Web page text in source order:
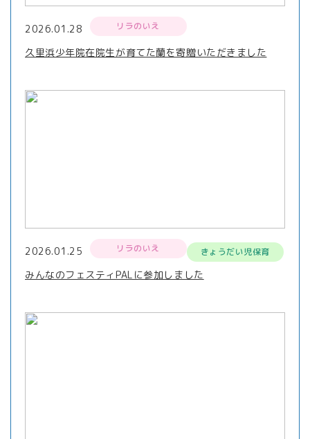
2026.01.28 リラのいえ
久里浜少年院在院生が育てた蘭を寄贈いただきました
2026.01.25 リラのいえ きょうだい児保育
みんなのフェスティPALに参加しました